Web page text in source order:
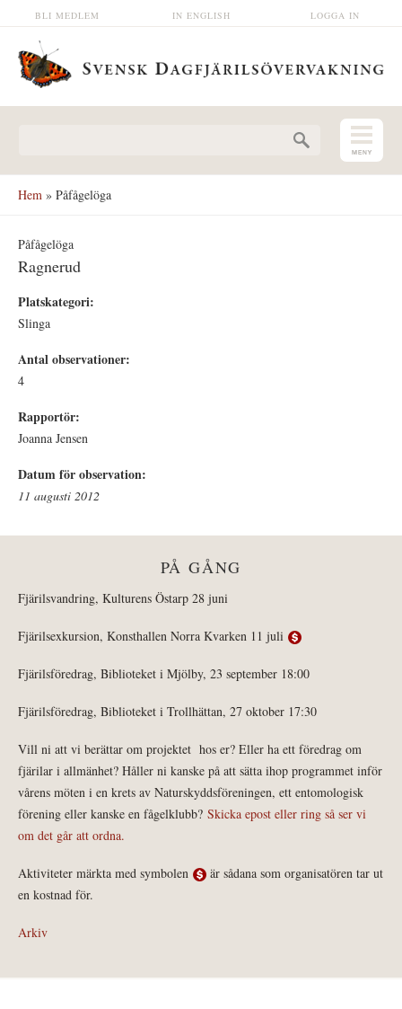
Hoppa till huvudinnehåll LOGGA IN
IN ENGLISH
BLI MEDLEM
Hem » Påfågelöga
Påfågelöga
Ragnerud
Platskategori:
Slinga
Antal observationer:
4
Rapportör:
Joanna Jensen
Datum för observation:
11 augusti 2012
PÅ GÅNG
Fjärilsvandring, Kulturens Östarp 28 juni
Fjärilsexkursion, Konsthallen Norra Kvarken 11 juli
Fjärilsföredrag, Biblioteket i Mjölby, 23 september 18:00
Fjärilsföredrag, Biblioteket i Trollhättan, 27 oktober 17:30
Vill ni att vi berättar om projektet hos er? Eller ha ett föredrag om
fjärilar i allmänhet? Håller ni kanske på att sätta ihop programmet inför
vårens möten i en krets av Naturskyddsföreningen, ett entomologisk
förening eller kanske en fågelklubb? Skicka epost eller ring så ser vi
om det går att ordna.
Aktiviteter märkta med symbolen
är sådana som organisatören tar ut
en kostnad för.
Arkiv